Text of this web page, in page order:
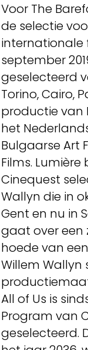
Voor The
de selectie
internationale
september
geselecteerd
Torino, Cairo,
productie van
het
Bulgaarse Art
Films.
Cinequest
Wallyn die in
Gent en nu in
gaat over een
hoede van
Willem Wallyn
All of Us is
Program van
geselecteerd.